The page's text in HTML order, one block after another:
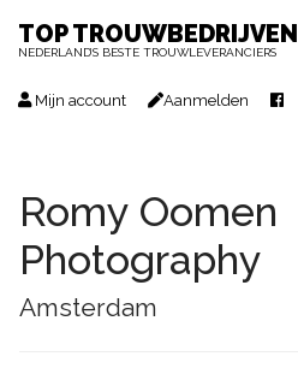
TOP TROUWBEDRIJVEN
NEDERLAND’S BESTE TROUWLEVERANCIERS
Mijn account Aanmelden
Romy Oomen
Photography
Amsterdam